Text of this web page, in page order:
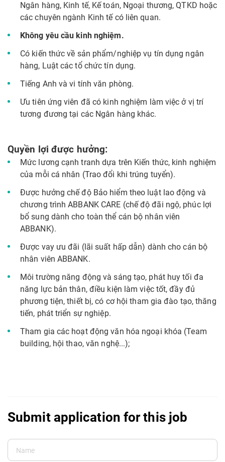
Ngân hàng, Kinh tế, Kế toán, Ngoại thương, QTKD hoặc
các chuyên ngành Kinh tế có liên quan.
Không yêu cầu kinh nghiệm.
Có kiến thức về sản phẩm/nghiệp vụ tín dụng ngân
hàng, Luật các tổ chức tín dụng.
Tiếng Anh và vi tính văn phòng.
Ưu tiên ứng viên đã có kinh nghiệm làm việc ở vị trí
tương đương tại các Ngân hàng khác.
Quyền lợi được hưởng:
Mức lương cạnh tranh dựa trên Kiến thức, kinh nghiệm
của mỗi cá nhân (Trao đổi khi trúng tuyển).
Được hưởng chế độ Bảo hiểm theo luật lao động và
chương trình ABBANK CARE (chế độ đãi ngộ, phúc lợi
bổ sung dành cho toàn thể cán bộ nhân viên
ABBANK).
Được vay ưu đãi (lãi suất hấp dẫn) dành cho cán bộ
nhân viên ABBANK.
Môi trường năng động và sáng tạo, phát huy tối đa
năng lực bản thân, điều kiện làm việc tốt, đầy đủ
phương tiện, thiết bị, có cơ hội tham gia đào tạo, thăng
tiến, phát triển sự nghiệp.
Tham gia các hoạt động văn hóa ngoại khóa (Team
building, hội thao, văn nghệ...);
Submit application for this job